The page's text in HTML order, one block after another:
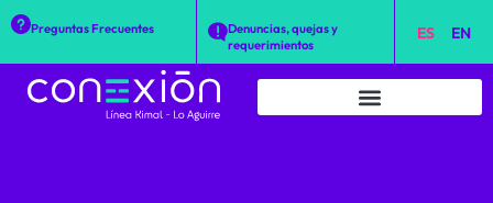
Preguntas Frecuentes
Denuncias, quejas y
requerimientos
ES EN